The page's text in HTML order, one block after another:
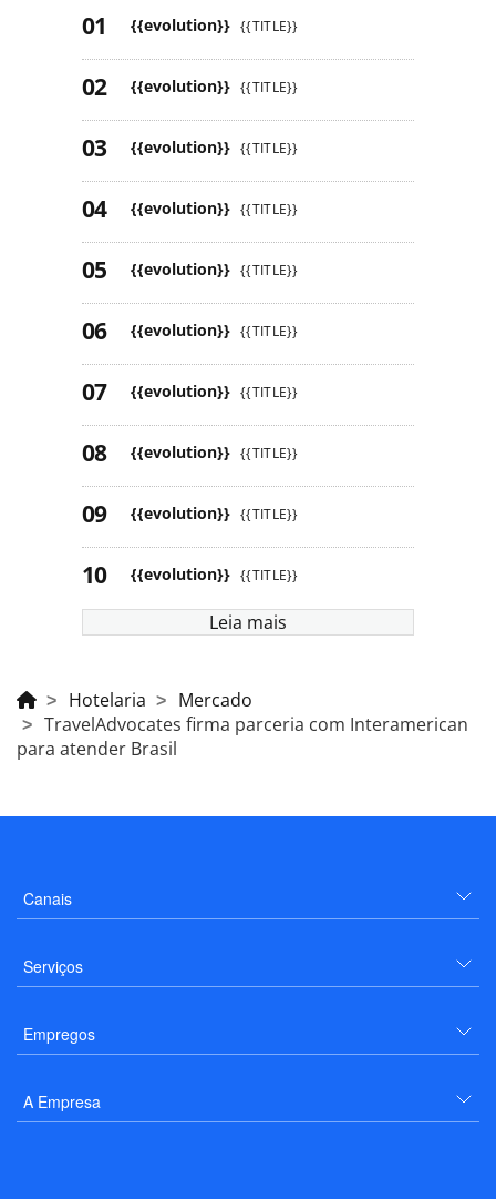
{{evolution}} {{TITLE}}
{{evolution}} {{TITLE}}
{{evolution}} {{TITLE}}
{{evolution}} {{TITLE}}
{{evolution}} {{TITLE}}
{{evolution}} {{TITLE}}
{{evolution}} {{TITLE}}
{{evolution}} {{TITLE}}
{{evolution}} {{TITLE}}
{{evolution}} {{TITLE}}
Leia mais
Hotelaria
Mercado
TravelAdvocates firma parceria com Interamerican
para atender Brasil
Canais
Serviços
Empregos
A Empresa